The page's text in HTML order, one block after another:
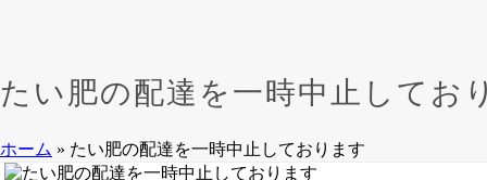
たい肥の配達を一時中止してお
ホーム » たい肥の配達を一時中止しております